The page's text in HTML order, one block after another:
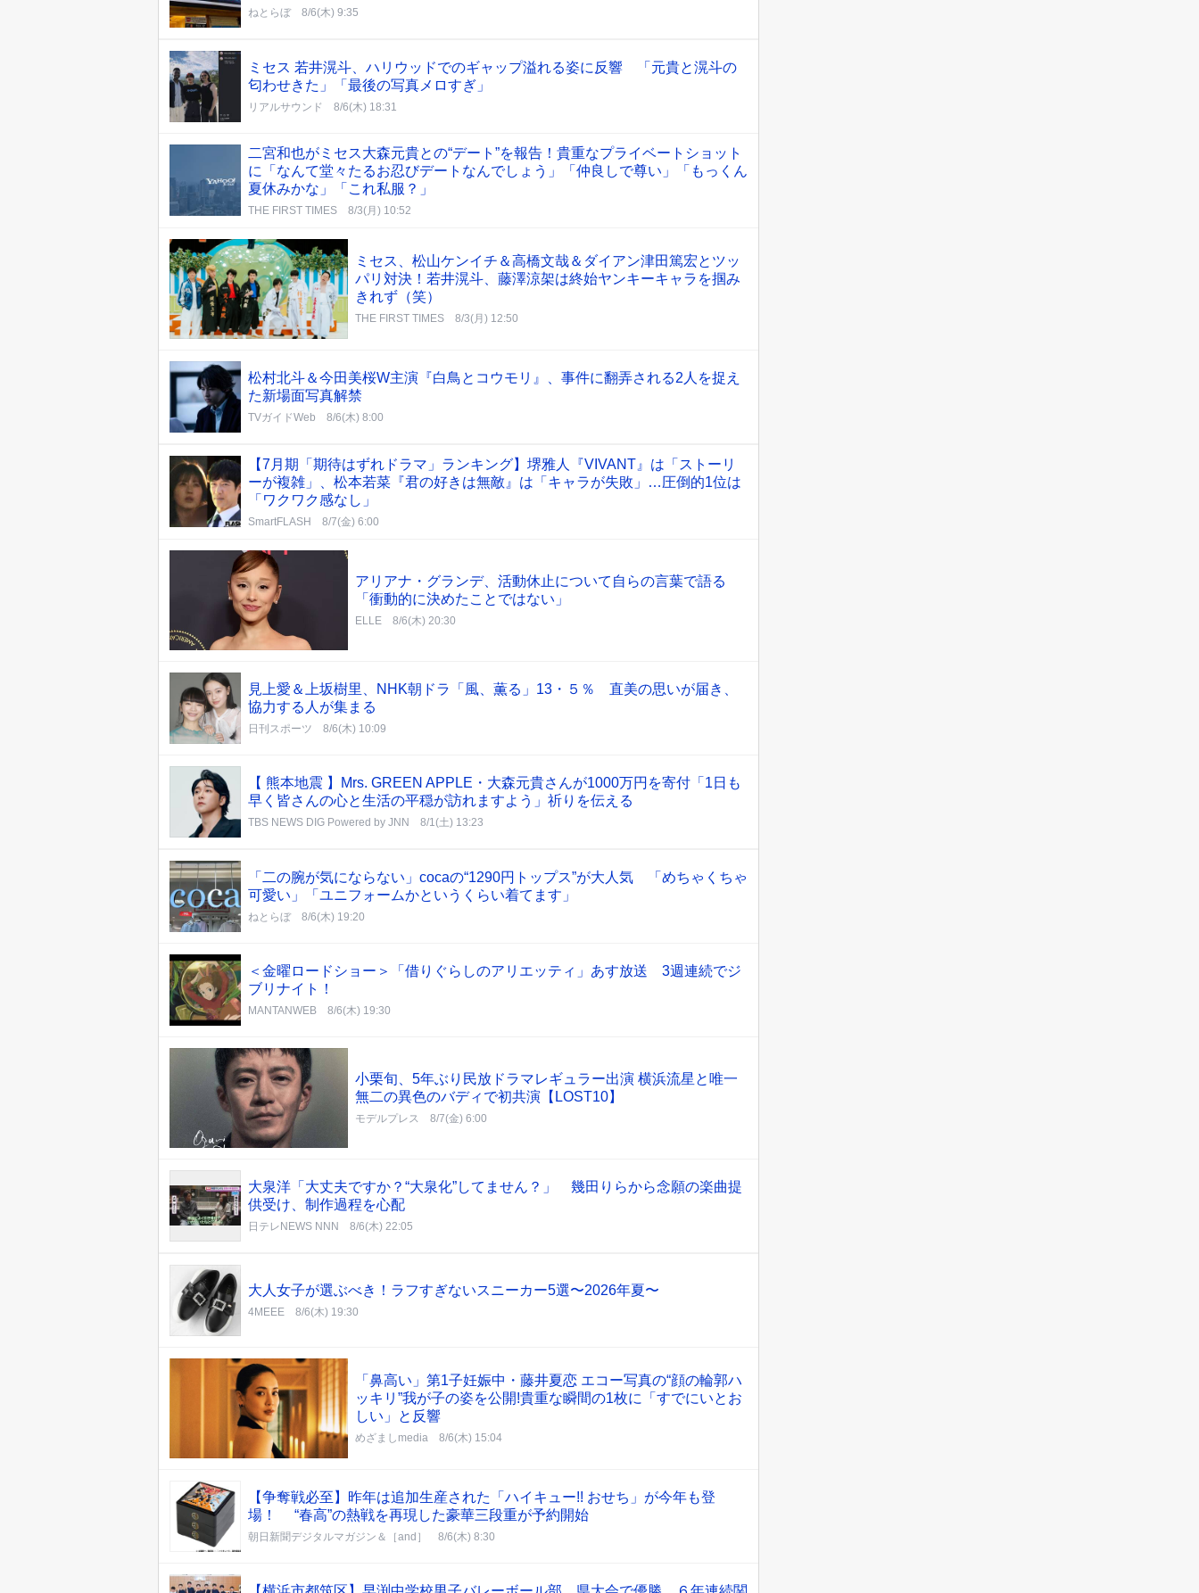
ねとらぼ 8/6(木) 9:35
ミセス 若井滉斗、ハリウッドでのギャップ溢れる姿に反響 「元貴と滉斗の
匂わせきた」「最後の写真メロすぎ」
リアルサウンド 8/6(木) 18:31
二宮和也がミセス大森元貴との“デート”を報告！貴重なプライベートショット
に「なんて堂々たるお忍びデートなんでしょう」「仲良しで尊い」「もっくん
夏休みかな」「これ私服？」
THE FIRST TIMES 8/3(月) 10:52
ミセス、松山ケンイチ＆高橋文哉＆ダイアン津田篤宏とツッ
パリ対決！若井滉斗、藤澤涼架は終始ヤンキーキャラを掴み
きれず（笑）
THE FIRST TIMES 8/3(月) 12:50
松村北斗＆今田美桜W主演『白鳥とコウモリ』、事件に翻弄される2人を捉え
た新場面写真解禁
TVガイドWeb 8/6(木) 8:00
【7月期「期待はずれドラマ」ランキング】堺雅人『VIVANT』は「ストーリ
ーが複雑」、松本若菜『君の好きは無敵』は「キャラが失敗」…圧倒的1位は
「ワクワク感なし」
SmartFLASH 8/7(金) 6:00
アリアナ・グランデ、活動休止について自らの言葉で語る
「衝動的に決めたことではない」
ELLE 8/6(木) 20:30
見上愛＆上坂樹里、NHK朝ドラ「風、薫る」13・５％ 直美の思いが届き、
協力する人が集まる
日刊スポーツ 8/6(木) 10:09
【 熊本地震 】Mrs. GREEN APPLE・大森元貴さんが1000万円を寄付「1日も
早く皆さんの心と生活の平穏が訪れますよう」祈りを伝える
TBS NEWS DIG Powered by JNN 8/1(土) 13:23
「二の腕が気にならない」cocaの“1290円トップス”が大人気 「めちゃくちゃ
可愛い」「ユニフォームかというくらい着てます」
ねとらぼ 8/6(木) 19:20
＜金曜ロードショー＞「借りぐらしのアリエッティ」あす放送 3週連続でジ
ブリナイト！
MANTANWEB 8/6(木) 19:30
小栗旬、5年ぶり民放ドラマレギュラー出演 横浜流星と唯一
無二の異色のバディで初共演【LOST10】
モデルプレス 8/7(金) 6:00
大泉洋「大丈夫ですか？“大泉化”してません？」 幾田りらから念願の楽曲提
供受け、制作過程を心配
日テレNEWS NNN 8/6(木) 22:05
大人女子が選ぶべき！ラフすぎないスニーカー5選〜2026年夏〜
4MEEE 8/6(木) 19:30
「鼻高い」第1子妊娠中・藤井夏恋 エコー写真の“顔の輪郭ハ
ッキリ”我が子の姿を公開!貴重な瞬間の1枚に「すでにいとお
しい」と反響
めざましmedia 8/6(木) 15:04
【争奪戦必至】昨年は追加生産された「ハイキュー!! おせち」が今年も登
場！ “春高”の熱戦を再現した豪華三段重が予約開始
朝日新聞デジタルマガジン＆［and］ 8/6(木) 8:30